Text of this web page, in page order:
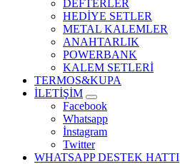
DEFTERLER
HEDİYE SETLER
METAL KALEMLER
ANAHTARLIK
POWERBANK
KALEM SETLERİ
TERMOS&KUPA
İLETİŞİM
Facebook
Whatsapp
İnstagram
Twitter
WHATSAPP DESTEK HATTI